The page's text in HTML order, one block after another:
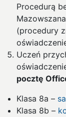
Procedurą
(procedury
Uczeń
pocztę
Klasa 8a –
Klasa 8b –